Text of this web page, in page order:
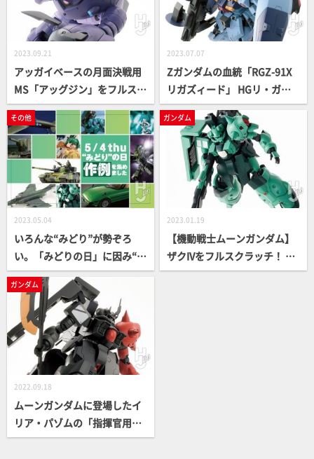
作!!
2023.09.21
アッガイベースの月面決戦用
MS「アッグジン」をフルスク
ラッチ【機動戦士ムーンガン
ダム】
2023.07.07
Ζガンダムの血統「RGZ-91X
リガズィード」 HGリ・ガズ
ィをベースに製作【機動戦士
ムーンガンダム】
その他
2023.05.04
いろんな“みどり”が勢ぞろ
い。「みどりの日」に因み“み
どり”を使った作例を集めまし
た
ガンダム
2023.01.19
【機動戦士ムーンガンダム】
ザクIVをフルスクラッチ！ エ
ポパテを使った本気モデリン
ガンダム
2022.09.18
ムーンガンダムに登場したイ
リア・パゾムの「指揮官用ザ
クⅣ」をパテやプラ板でフル